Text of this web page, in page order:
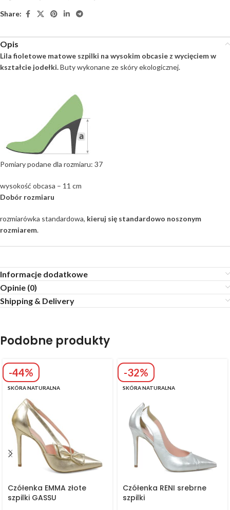
Share:
Opis
Lila fioletowe matowe szpilki na wysokim obcasie z wycięciem w
kształcie jodełki.Buty wykonane ze skóry ekologicznej.
Pomiary podane dla rozmiaru: 37
wysokość obcasa – 11 cm
Dobór rozmiaru
rozmiarówka standardowa, kieruj się standardowo noszonym
rozmiarem.
Informacje dodatkowe
Opinie (0)
Shipping & Delivery
Podobne produkty
-44%
SKÓRA NATURALNA
Czółenka EMMA złote
szpilki GASSU
-32%
SKÓRA NATURALNA
Czółenka RENI srebrne
szpilki